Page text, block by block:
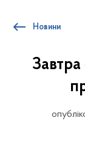
Новини
Завтра